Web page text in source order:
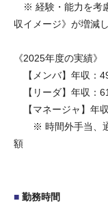
※ 経験・能力を考
収イメージ》が増減し
《2025年度の実績》
【メンバ】年収：
【リーダ】年収：
【マネージャ】年
※ 時間外手当、通
額
勤務時間